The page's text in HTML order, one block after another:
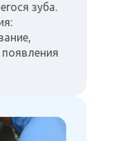
зуба.